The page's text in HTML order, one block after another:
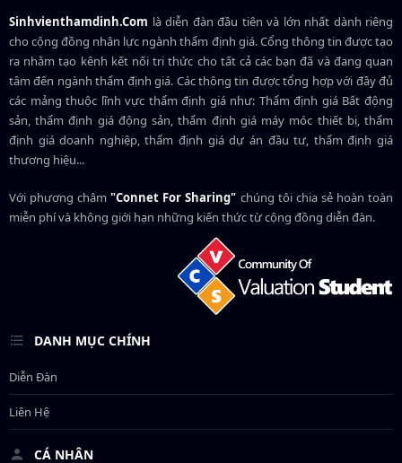
Sinhvienthamdinh.Com là diễn đàn đầu tiên và lớn nhất dành riêng
cho cộng đồng nhân lực ngànhthẩm định giá. Cổng thông tin được tạo
ra nhằm tạo kênh kết nối tri thức cho tất cả các bạn đã và đang quan
tâm đến ngành thẩm định giá. Các thông tin được tổng hợp với đầy đủ
các mảng thuộc lĩnh vực thẩm định giá như: Thẩm định giá Bất động
sản, thẩm định giá động sản, thẩm định giá máy móc thiết bị, thẩm
định giá doanh nghiệp, thẩm định giá dự án đầu tư, thẩm định giá
thương hiệu...
Với phương châm"Connet For Sharing" chúng tôi chia sẻ hoàn toàn
miễn phí và không giới hạn những kiến thức từ cộng đồng diễn đàn.
DANH MỤC CHÍNH
Diễn Đàn
Liên Hệ
CÁ NHÂN